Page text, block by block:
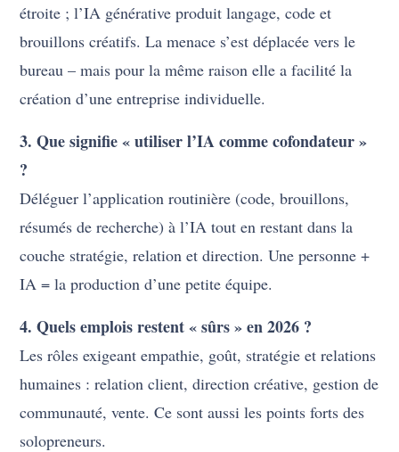
étroite ; l’IA générative produit langage, code et
brouillons créatifs. La menace s’est déplacée vers le
bureau – mais pour la même raison elle a facilité la
création d’une entreprise individuelle.
3. Que signifie « utiliser l’IA comme cofondateur »
?
Déléguer l’application routinière (code, brouillons,
résumés de recherche) à l’IA tout en restant dans la
couche stratégie, relation et direction. Une personne +
IA = la production d’une petite équipe.
4. Quels emplois restent « sûrs » en 2026 ?
Les rôles exigeant empathie, goût, stratégie et relations
humaines : relation client, direction créative, gestion de
communauté, vente. Ce sont aussi les points forts des
solopreneurs.